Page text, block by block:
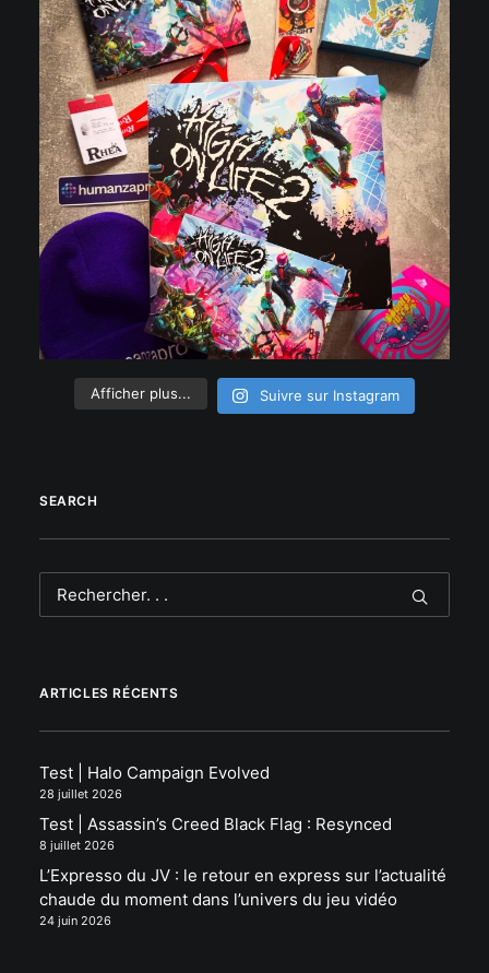
Afficher plus... Suivre sur Instagram
SEARCH
ARTICLES RÉCENTS
Test | Halo Campaign Evolved
28 juillet 2026
Test | Assassin’s Creed Black Flag : Resynced
8 juillet 2026
L’Expresso du JV : le retour en express sur l’actualité
chaude du moment dans l’univers du jeu vidéo
24 juin 2026